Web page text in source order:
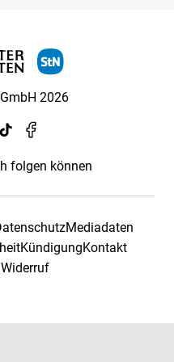
2026
folgen können
Mediadaten
KündigungKontakt
Widerruf